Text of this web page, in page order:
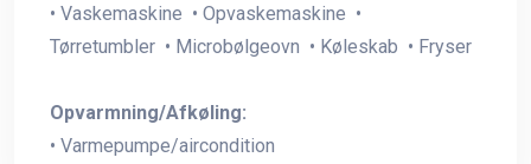
• Vaskemaskine • Opvaskemaskine •
Tørretumbler • Microbølgeovn • Køleskab • Fryser
Opvarmning/Afkøling:
• Varmepumpe/aircondition